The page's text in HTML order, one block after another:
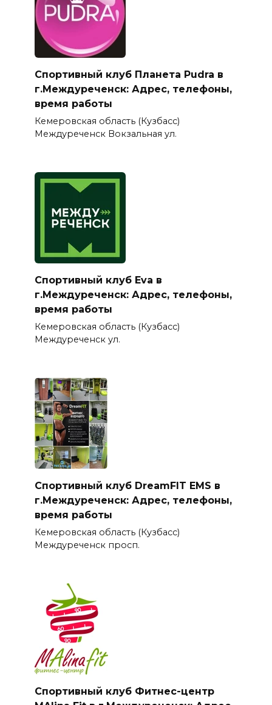
Спортивный клуб Планета Pudra в
г.Междуреченск: Адрес, телефоны,
время работы
Кемеровская область (Кузбасс)
Междуреченск Вокзальная ул.
Спортивный клуб Eva в
г.Междуреченск: Адрес, телефоны,
время работы
Кемеровская область (Кузбасс)
Междуреченск ул.
Спортивный клуб DreamFIT EMS в
г.Междуреченск: Адрес, телефоны,
время работы
Кемеровская область (Кузбасс)
Междуреченск просп.
Спортивный клуб Фитнес-центр